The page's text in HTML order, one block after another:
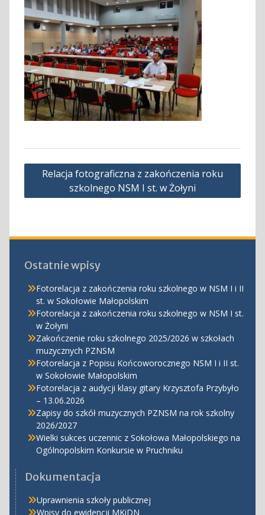
Nawigacja
Relacja fotograficzna z zakończenia roku
szkolnego NSM I st. w Żołyni
Ostatnie wpisy
Fotorelacja z zakończenia roku szkolnego w NSM I i II
st. w Sokołowie Małopolskim
Fotorelacja z zakończenia roku szkolnego w NSM I st.
w Żołyni
Zakończenie roku szkolnego 2025/2026 w szkołach
muzycznych PZNSM
Fotorelacja z Popisu Końcoworocznego NSM I i II st.
w Sokołowie Małopolskim
Fotorelacja z audycji klasy gitary Krzysztofa Przybyło
– 13.06.2026
Zapisy do szkół muzycznych PZNSM na rok szkolny
2026/2027
Wielki sukces uczennic z Sokołowa Małopolskiego na
Ogólnopolskim Konkursie w Pruchniku
Dokumentacja
Uprawnienia szkoły publicznej
Wpisy do ewidencji MKiDN